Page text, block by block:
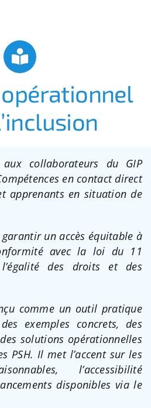
Compétences
des acquis – VAE
Actualités
aux collaborateurs du GIP
en contact direct
apprenants en situation de
un accès équitable à
avec la loi du 11
des droits et des
comme un outil pratique
exemples concrets, des
solutions opérationnelles
PSH. Il met l’accent sur les
l’accessibilité
disponibles via le